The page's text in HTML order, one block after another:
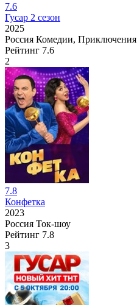
7.6
Гусар 2 сезон
2025
Россия Комедии, Приключения
Рейтинг 7.6
2
7.8
Конфетка
2023
Россия Ток-шоу
Рейтинг 7.8
3